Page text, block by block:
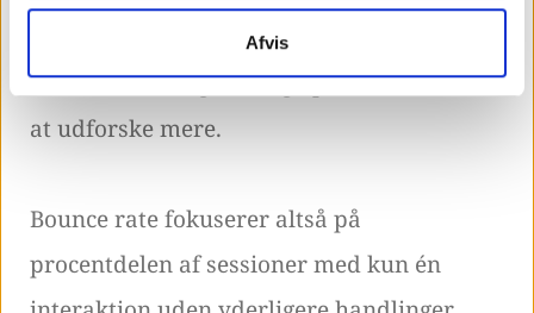
Afvis
give indblik i, hvor effektivt en side
fastholder besøgende og opfordrer dem til
at udforske mere.
Bounce rate fokuserer altså på
procentdelen af sessioner med kun én